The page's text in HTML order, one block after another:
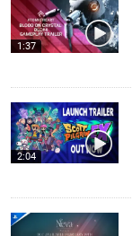
1:37
2:04